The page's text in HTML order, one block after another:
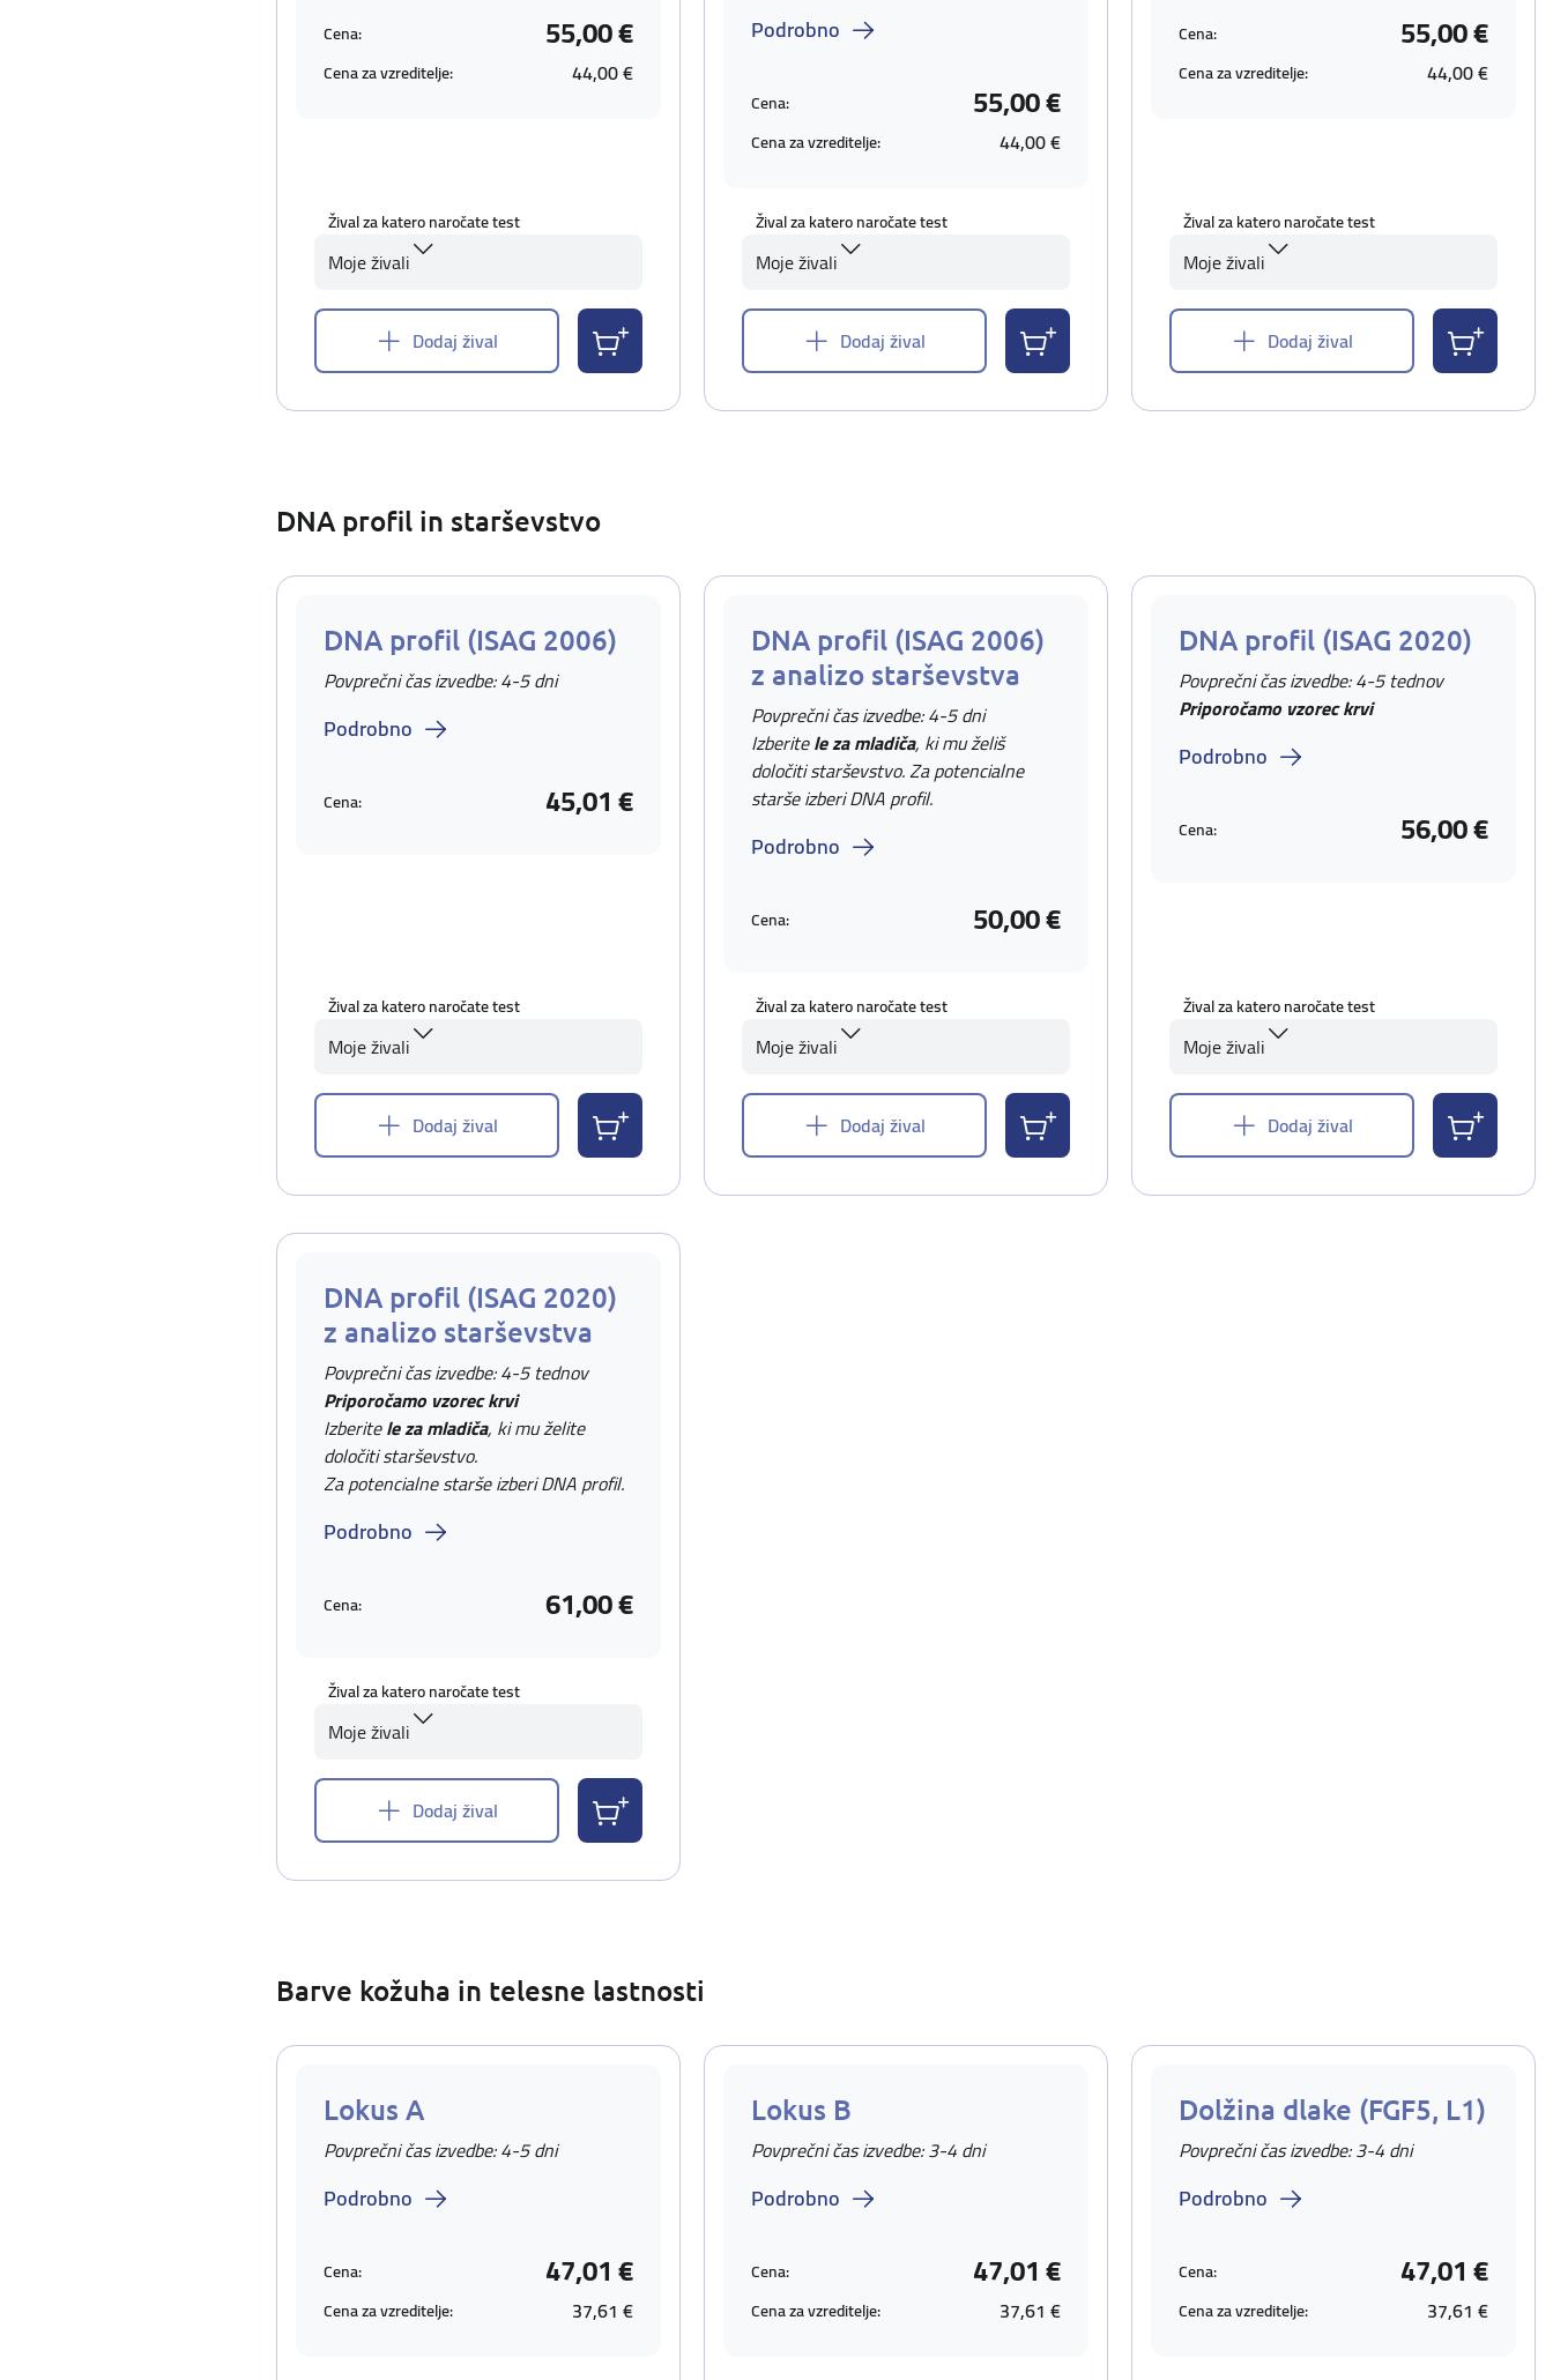
Cena: 55,00 €
Cena za vzreditelje: 44,00 €
Žival za katero naročate test
Moje živali
Dodaj žival
Podrobno
Cena: 55,00 €
Cena za vzreditelje: 44,00 €
Žival za katero naročate test
Moje živali
Dodaj žival
Cena: 55,00 €
Cena za vzreditelje: 44,00 €
Žival za katero naročate test
Moje živali
Dodaj žival
DNA profil in starševstvo
DNA profil (ISAG 2006)
Povprečni čas izvedbe: 4-5 dni
Podrobno
Cena: 45,01 €
Žival za katero naročate test
Moje živali
Dodaj žival
DNA profil (ISAG 2006)
z analizo starševstva
Povprečni čas izvedbe: 4-5 dni
Izberitele za mladiča, ki mu želiš
določiti starševstvo. Za potencialne
starše izberi DNA profil.
Podrobno
Cena: 50,00 €
Žival za katero naročate test
Moje živali
Dodaj žival
DNA profil (ISAG 2020)
Povprečni čas izvedbe: 4-5 tednov
Priporočamo vzorec krvi
Podrobno
Cena: 56,00 €
Žival za katero naročate test
Moje živali
Dodaj žival
DNA profil (ISAG 2020)
z analizo starševstva
Povprečni čas izvedbe: 4-5 tednov
Priporočamo vzorec krvi
Izberitele za mladiča, ki mu želite
določiti starševstvo.
Za potencialne starše izberi DNA profil.
Podrobno
Cena: 61,00 €
Žival za katero naročate test
Moje živali
Dodaj žival
Barve kožuha in telesne lastnosti
Lokus A
Povprečni čas izvedbe: 4-5 dni
Podrobno
Cena: 47,01 €
Cena za vzreditelje: 37,61 €
Lokus B
Povprečni čas izvedbe: 3-4 dni
Podrobno
Cena: 47,01 €
Cena za vzreditelje: 37,61 €
Dolžina dlake (FGF5, L1)
Povprečni čas izvedbe: 3-4 dni
Podrobno
Cena: 47,01 €
Cena za vzreditelje: 37,61 €